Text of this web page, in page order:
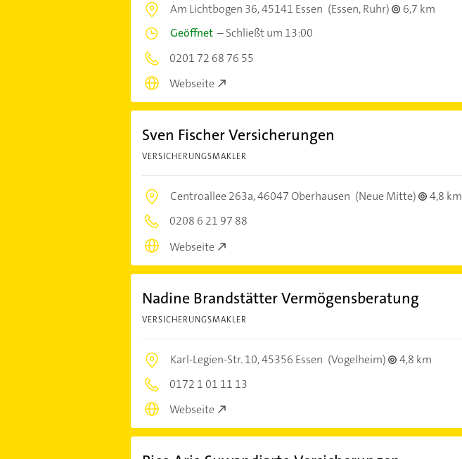
Am Lichtbogen 36,45141 Essen (Essen, Ruhr)
6,7 km
Geöffnet–Schließt um 13:00
0201 72 68 76 55
Webseite
Sven Fischer Versicherungen
VERSICHERUNGSMAKLER
Centroallee 263a,46047 Oberhausen (Neue Mitte)
4,8 km
0208 6 21 97 88
Webseite
Nadine Brandstätter Vermögensberatung
VERSICHERUNGSMAKLER
Karl-Legien-Str. 10,45356 Essen (Vogelheim)
4,8 km
0172 1 01 11 13
Webseite